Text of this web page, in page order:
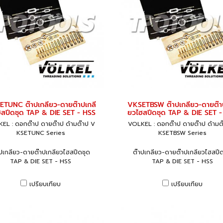
ต๊าปเกลียว-ดายต๊าปเกลี
ปีดชุด TAP & DIE SET - HSS
: ดอกต๊าป ดายต๊าป ด้ามต๊าป V
KSETUNC Series
เกลียว-ดายต๊าปเกลียวไฮสปีดชุด
TAP & DIE SET - HSS
เปรียบเทียบ
VKSETBSW ต๊าปเกลียว-ดายต๊
ยวไฮสปีดชุด TAP & DIE SET -
VOLKEL : ดอกต๊าป ดายต๊าป ด้าม
KSETBSW Series
ต๊าปเกลียว-ดายต๊าปเกลียวไฮสปี
TAP & DIE SET - HSS
เปรียบเทียบ